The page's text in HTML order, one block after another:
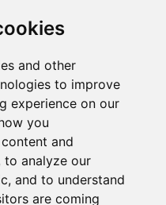
and other
to improve
experience on our
you
and
to analyze our
and to understand
are coming
1